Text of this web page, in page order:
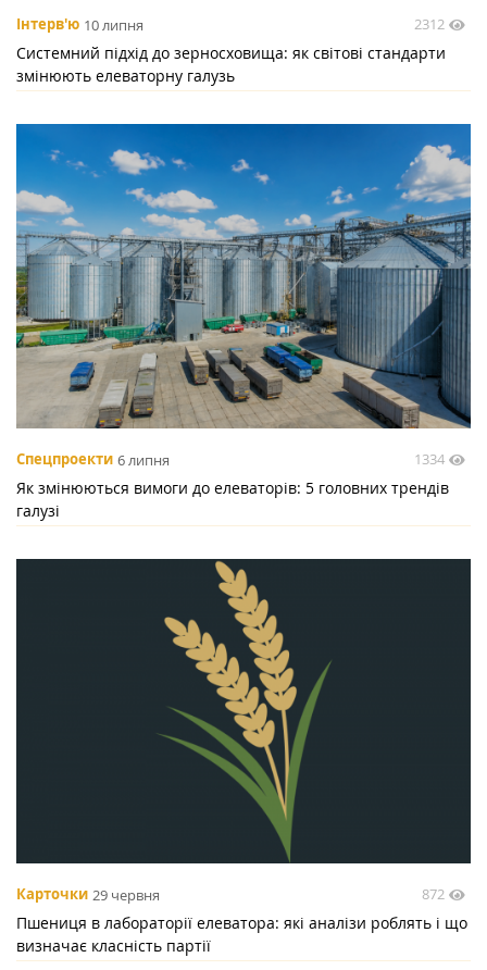
Інтерв'ю 10 липня 2312
Системний підхід до зерносховища: як світові стандарти
змінюють елеваторну галузь
Спецпроекти 6 липня 1334
Як змінюються вимоги до елеваторів: 5 головних трендів
галузі
Карточки 29 червня 872
Пшениця в лабораторії елеватора: які аналізи роблять і що
визначає класність партії